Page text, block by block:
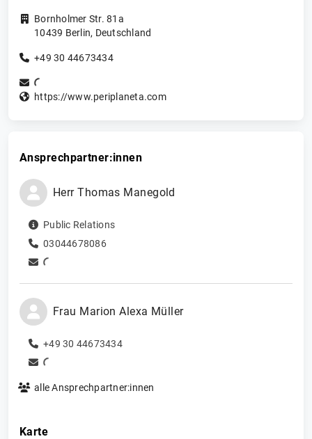
Bornholmer Str. 81a
10439 Berlin, Deutschland
+49 30 44673434
https://www.periplaneta.com
Ansprechpartner:innen
Herr Thomas Manegold
Public Relations
03044678086
Frau Marion Alexa Müller
+49 30 44673434
alle Ansprechpartner:innen
Karte